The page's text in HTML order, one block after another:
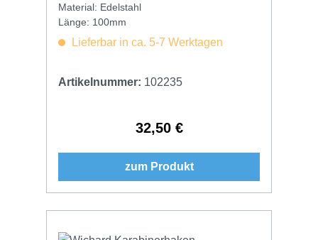
Material: Edelstahl
Länge: 100mm
Lieferbar in ca. 5-7 Werktagen
Artikelnummer: 102235
Regulärer Preis:
32,50 €
zum Produkt